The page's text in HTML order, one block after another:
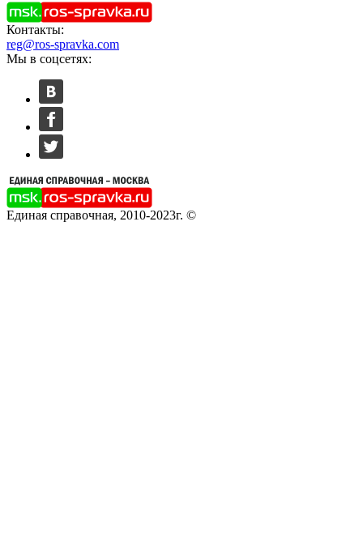
Контакты:
reg@ros-spravka.com
Мы в соцсетях:
Единая справочная, 2010-2023г. ©